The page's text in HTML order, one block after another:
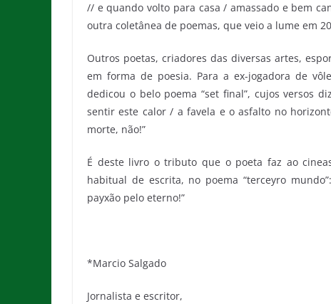
// e quando volto para casa / amassado e bem
outra coletânea de poemas, que veio a lume em
Outros poetas, criadores das diversas artes,
em forma de poesia. Para a ex-jogadora de
dedicou o belo poema “set final”, cujos versos
sentir este calor / a favela e o asfalto no
morte, não!”
É deste livro o tributo que o poeta faz ao
habitual de escrita, no poema “terceyro
payxão pelo eterno!”
*Marcio Salgado
Jornalista e escritor,